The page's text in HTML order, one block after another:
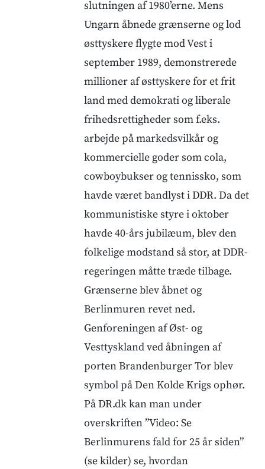
slutningen af 1980’erne. Mens
Ungarn åbnede grænserne og lod
østtyskere flygte mod Vest i
september 1989, demonstrerede
millioner af østtyskere for et frit
land med demokrati og liberale
frihedsrettigheder som f.eks.
arbejde på markedsvilkår og
kommercielle goder som cola,
cowboybukser og tennissko, som
havde været bandlyst i DDR. Da det
kommunistiske styre i oktober
havde 40-års jubilæum, blev den
folkelige modstand så stor, at DDR-
regeringen måtte træde tilbage.
Grænserne blev åbnet og
Berlinmuren revet ned.
Genforeningen af Øst- og
Vesttyskland ved åbningen af
porten Brandenburger Tor blev
symbol på Den Kolde Krigs ophør.
På DR.dk kan man under
overskriften ”Video: Se
Berlinmurens fald for 25 år siden”
(se kilder) se, hvordan